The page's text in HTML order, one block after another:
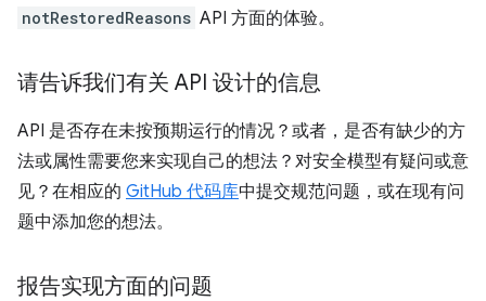
notRestoredReasons API 方面的体验。
请告诉我们有关 API 设计的信息
API 是否存在未按预期运行的情况？或者，是否有缺少的方
法或属性需要您来实现自己的想法？对安全模型有疑问或意
见？在相应的 GitHub 代码库中提交规范问题，或在现有问
题中添加您的想法。
报告实现方面的问题